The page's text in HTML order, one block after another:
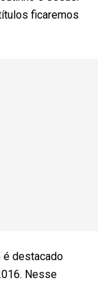
ficaremos
é destacado
Nesse